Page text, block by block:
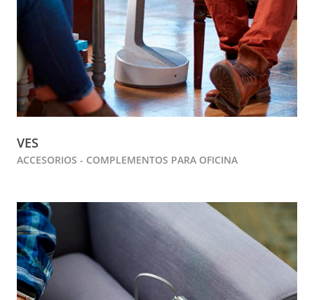
VES
ACCESORIOS - COMPLEMENTOS PARA OFICINA